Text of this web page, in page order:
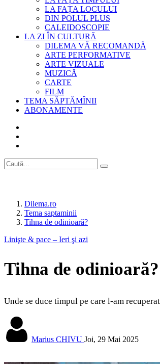
LA FAȚA LOCULUI
DIN POLUL PLUS
CALEIDOSCOPIE
LA ZI ÎN CULTURĂ
DILEMA VĂ RECOMANDĂ
ARTE PERFORMATIVE
ARTE VIZUALE
MUZICĂ
CARTE
FILM
TEMA SĂPTĂMÎNII
ABONAMENTE
Dilema.ro
Tema saptaminii
Tihna de odinioară?
Linişte & pace – Ieri şi azi
Tihna de odinioară?
Unde se duce timpul pe care l-am
Marius CHIVU Joi, 29 Mai 2025